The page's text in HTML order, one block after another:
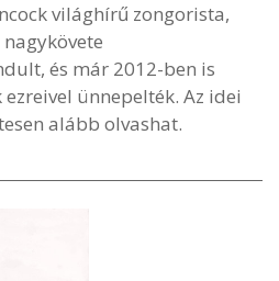
világhírű zongorista,
és már 2012-ben is
ünnepelték. Az idei
alább olvashat.